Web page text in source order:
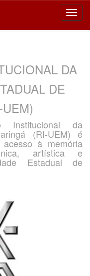
DA
DE
Institucional da
(RI-UEM) é
à memória
artística e
Estadual de